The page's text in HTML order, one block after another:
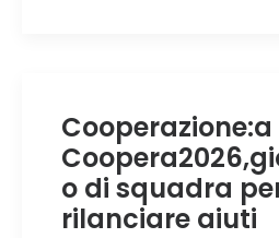
Cooperazione:a
o di squadra
rilanciare aiuti